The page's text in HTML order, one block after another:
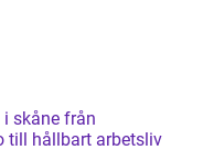
från
till hållbart arbetsliv